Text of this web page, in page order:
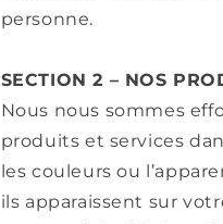
personne.
SECTION 2 – NOS
Nous nous sommes
produits et services
les couleurs ou
ils apparaissent sur